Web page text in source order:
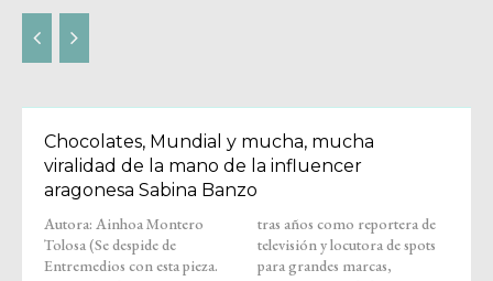
Chocolates, Mundial y mucha, mucha
viralidad de la mano de la influencer
aragonesa Sabina Banzo
Autora: Ainhoa Montero
Tolosa (Se despide de
Entremedios con esta pieza.
tras años como reportera de
televisión y locutora de spots
para grandes marcas,